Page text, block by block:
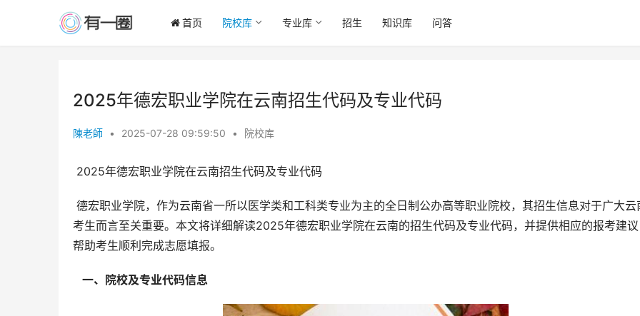
首页 院校库 专业库 招生 知识库 问答
2025年德宏职业学院在云南招生代码及专业代码
陳老師 • 2025-07-28 09:59:50 • 院校库
2025年德宏职业学院在云南招生代码及专业代码
考生而言至关重要。本文将详细解读2025年德宏职业学院在云南的招生代码及专业代码，并提供相应的报考建议
帮助考生顺利完成志愿填报。
  一、院校及专业代码信息